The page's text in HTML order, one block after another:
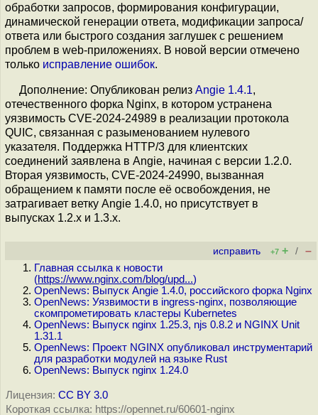
обработки запросов, формирования конфигурации,
динамической генерации ответа, модификации запроса/
ответа или быстрого создания заглушек с решением
проблем в web-приложениях. В новой версии отмечено
только исправление ошибок.
Дополнение: Опубликован релиз Angie 1.4.1,
отечественного форка Nginx, в котором устранена
уязвимость CVE-2024-24989 в реализации протокола
QUIC, связанная с разыменованием нулевого
указателя. Поддержка HTTP/3 для клиентских
соединений заявлена в Angie, начиная с версии 1.2.0.
Вторая уязвимость, CVE-2024-24990, вызванная
обращением к памяти после её освобождения, не
затрагивает ветку Angie 1.4.0, но присутствует в
выпусках 1.2.x и 1.3.x.
исправить +7 + / –
Главная ссылка к новости
(https://www.nginx.com/blog/upd...)
OpenNews: Выпуск Angie 1.4.0, российского форка Nginx
OpenNews: Уязвимости в ingress-nginx, позволяющие
скомпрометировать кластеры Kubernetes
OpenNews: Выпуск nginx 1.25.3, njs 0.8.2 и NGINX Unit
1.31.1
OpenNews: Проект NGINX опубликовал инструментарий
для разработки модулей на языке Rust
OpenNews: Выпуск nginx 1.24.0
Лицензия: CC BY 3.0
Короткая ссылка: https://opennet.ru/60601-nginx